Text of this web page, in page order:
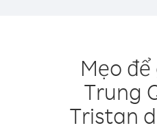
Mẹo
Trung
Tristan